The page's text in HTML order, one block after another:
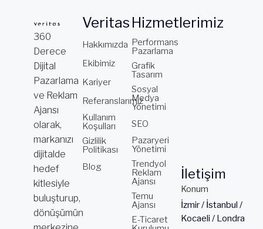
360
Derece
Dijital
Pazarlama
ve Reklam
Ajansı
olarak,
markanızı
dijitalde
hedef
kitlesiyle
buluşturup,
dönüşümün
Veritas
Hakkımızda
Ekibimiz
Kariyer
Referanslarımız
Kullanım
Koşulları
Gizlilik
Politikası
Blog
Hizmetlerimiz
Performans
Pazarlama
Grafik
Tasarım
Sosyal
Medya
Yönetimi
SEO
Pazaryeri
Yönetimi
Trendyol
Reklam
Ajansı
Temu
Ajansı
E-Ticaret
Konum
İzmir / İstanbul /
Kocaeli / Londra
İletişim